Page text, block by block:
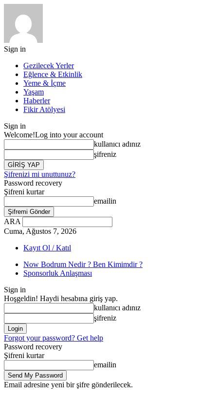
Sign in
Gezilecek Yerler
Eğlence & Etkinlik
Yeme & İçme
Yaşam
Haberler
Fikir Atölyesi
Sign in
Welcome!Log into your account
kullanıcı adınız
şifreniz
Şifrenizi mi unuttunuz?
Password recovery
Şifreni kurtar
emailin
ARA
Cuma, Ağustos 7, 2026
Kayıt Ol / Katıl
Now Bodrum Nedir ? Ben Kimimdir ?
Sponsorluk Anlaşması
Sign in
Hoşgeldin! Haydi hesabına giriş yap.
kullanıcı adınız
şifreniz
Forgot your password? Get help
Password recovery
Şifreni kurtar
emailin
Email adresine yeni bir şifre gönderilecek.